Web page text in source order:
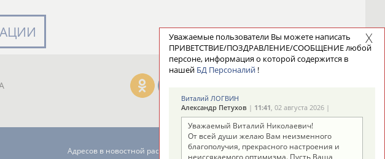
Кубка России (1999) В. Разницын;
первенств России (1999, 2000), член
юниорской сборной команды
Адресов в новостной рассылке: 996
Уважаемые пользователи Вы можете написать
ПРИВЕТСТВИЕ/ПОЗДРАВЛЕНИЕ/СООБЩЕНИЕ любой
персоне, информация о которой содержится в
нашей БД Персоналий !
Виталий ЛОГВИН
Александр Петухов | 11:41, 02 августа 2026 |
Уважаемый Виталий Николаевич!
От всей души желаю Вам неизменного
благополучия, прекрасного настроения и
неиссякаемого оптимизма. Пусть Ваша